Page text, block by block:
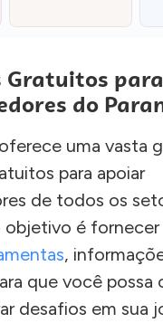
Gratuitos para
do
oferece uma vasta
para apoiar
de todos os
objetivo é fornecer
,
que você possa
desafios em sua